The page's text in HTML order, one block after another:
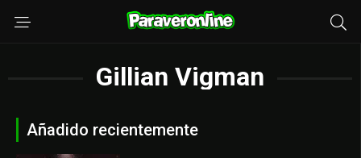
Gillian Vigman
Añadido recientemente